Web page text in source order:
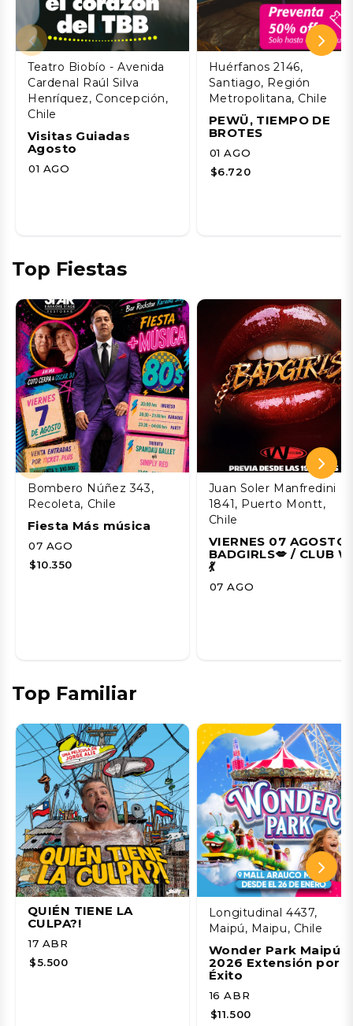
Teatro Biobío - Avenida
Cardenal Raúl Silva
Henríquez, Concepción,
Chile
Visitas Guiadas
Agosto
01 AGO
Huérfanos 2146,
Santiago, Región
Metropolitana, Chile
PEWÜ, TIEMPO DE
BROTES
01 AGO
$6.720
Top Fiestas
Bombero Núñez 343,
Recoleta, Chile
Fiesta Más música
07 AGO
$10.350
Juan Soler Manfredini
1841, Puerto Montt,
Chile
VIERNES 07 AGOSTO
BADGIRLS💋 / CLUB W
💃
07 AGO
Top Familiar
QUIÉN TIENE LA
CULPA?!
17 ABR
$5.500
Longitudinal 4437,
Maipú, Maipu, Chile
Wonder Park Maipú
2026 Extensión por
Éxito
16 ABR
$11.500